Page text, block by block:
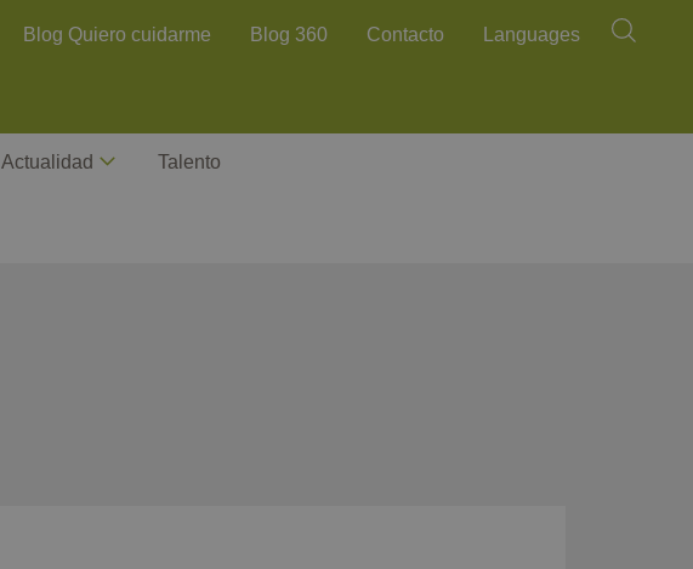
Blog Quiero cuidarme Blog 360 Contacto Languages Buscar
Actualidad Talento